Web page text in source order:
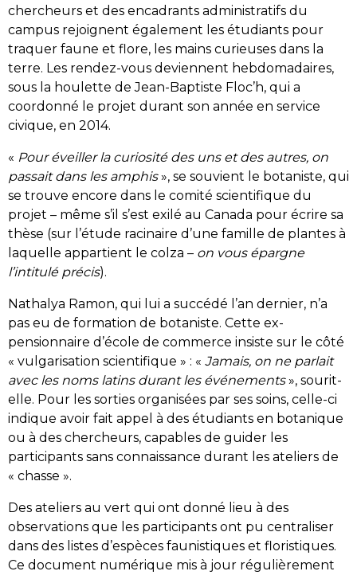
chercheurs et des encadrants administratifs du
campus rejoignent également les étudiants pour
traquer faune et flore, les mains curieuses dans la
terre. Les rendez-vous deviennent hebdomadaires,
sous la houlette de Jean-Baptiste Floc’h, qui a
coordonné le projet durant son année en service
civique, en 2014.
« Pour éveiller la curiosité des uns et des autres, on
passait dans les amphis», se souvient le botaniste, qui
se trouve encore dans le comité scientifique du
projet – même s’il s’est exilé au Canada pour écrire sa
thèse (sur l’étude racinaire d’une famille de plantes à
laquelle appartient le colza – on vous épargne
l’intitulé précis).
Nathalya Ramon, qui lui a succédé l’an dernier, n’a
pas eu de formation de botaniste. Cette ex-
pensionnaire d’école de commerce insiste sur le côté
« vulgarisation scientifique » : « Jamais, on ne parlait
avec les noms latins durant les événements», sourit-
elle. Pour les sorties organisées par ses soins, celle-ci
indique avoir fait appel à des étudiants en botanique
ou à des chercheurs, capables de guider les
participants sans connaissance durant les ateliers de
« chasse ».
Des ateliers au vert qui ont donné lieu à des
observations que les participants ont pu centraliser
dans des listes d’espèces faunistiques et floristiques.
Ce document numérique mis à jour régulièrement